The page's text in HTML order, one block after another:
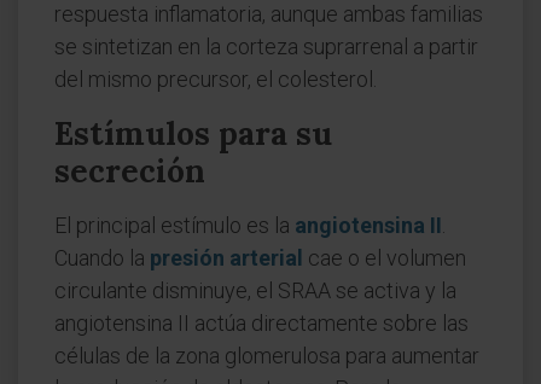
respuesta inflamatoria, aunque ambas familias
se sintetizan en la corteza suprarrenal a partir
del mismo precursor, el colesterol.
Estímulos para su
secreción
El principal estímulo es la angiotensina II
Cuando la presión arterial cae o el volumen
circulante disminuye, el SRAA se activa y la
angiotensina II actúa directamente sobre las
células de la zona glomerulosa para aumentar